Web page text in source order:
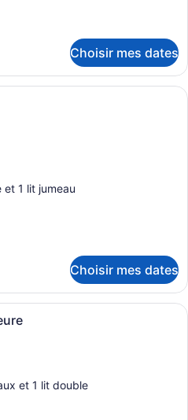
Choisir mes dates
Une chambre d’hôtel avec deux
et 1 lit jumeau
Choisir mes dates
Une chambre d’hôtel avec deux
et 1 lit double